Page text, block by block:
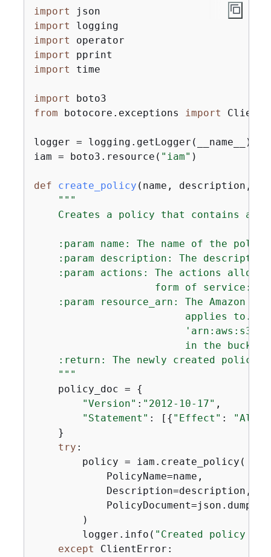
import
import
import
import
import time
import
from botocore.exceptions import
logger = logging.getLogger(__name__)
iam = boto3.resource( "iam" )
def create_policy ( name, description,
"""
Creates a policy that contains a
:param name: The name of the
:param description: The
:param actions: The actions
form of
:param resource_arn: The Amazon
applies to.
in the bucket
    :return: The newly created policy.
    """
    policy_doc =
{
"Version" : "2012-10-17" ,
"Statement" : [ { "Effect" :
    }
try :
        policy = iam.create_policy(
            PolicyName=name,
            Description=description,
        )
        logger.info(
"Created policy
except ClientError: